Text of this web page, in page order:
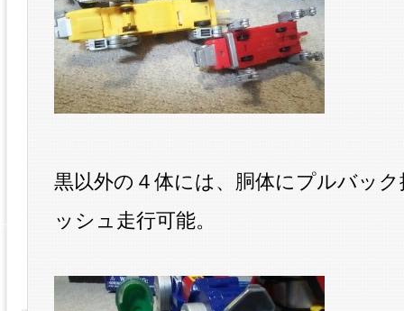
黒以外の４体には、胴体にプルバッ
ッシュ走行可能。